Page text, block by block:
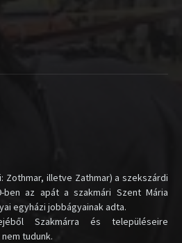
Zothmar, illetve Zathmar) a szekszárdi
ben az apát a szakmári Szent Mária
egyházi jobbágyainak adta.
Szakmárra és településeire
tudunk.